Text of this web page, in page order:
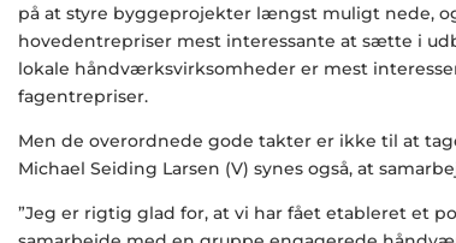
på at styre byggeprojekter længst muligt nede,
hovedentrepriser mest interessante at sætte i
lokale håndværksvirksomheder er mest
fagentrepriser.
Men de overordnede gode takter er ikke til at
Michael Seiding Larsen (V) synes også, at
”Jeg er rigtig glad for, at vi har fået etableret et